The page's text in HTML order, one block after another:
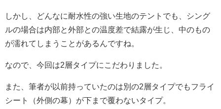
しかし、どんなに耐水性の強い生地のテントでも、シング
ルの場合は内部と外部との温度差で結露が生じ、中のもの
が濡れてしまうことがあるんですね。
なので、今回は2層タイプにこだわりました。
また、筆者が以前持っていたのは別の2層タイプでもフライ
シート（外側の幕）が下まで覆わないタイプ。